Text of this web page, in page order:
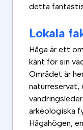
detta
Lokala
Håga är ett
känt för sin
Området är
naturreservat,
arkeologiska
Hågahögen,